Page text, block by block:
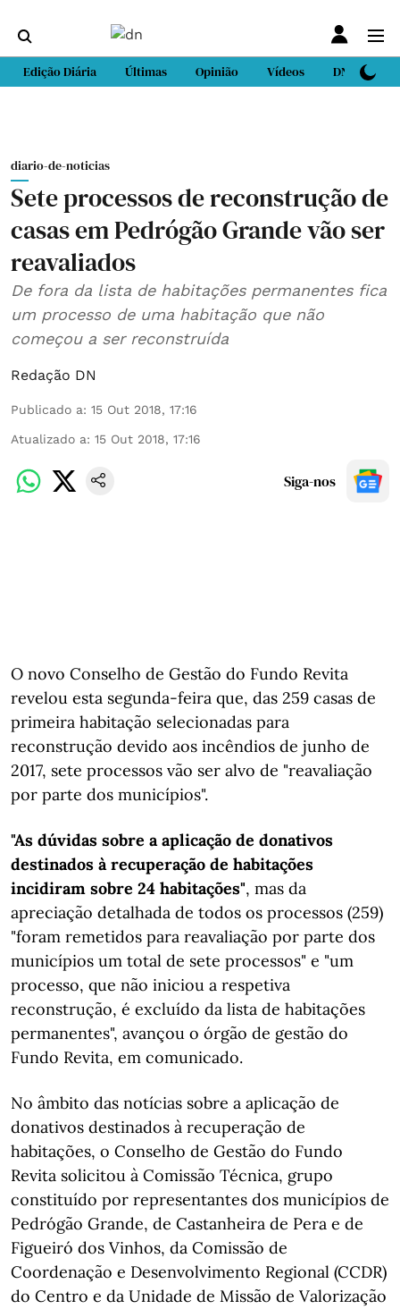
Edição Diária Últimas Opinião Vídeos DN Sport
diario-de-noticias
Sete processos de reconstrução de
casas em Pedrógão Grande vão ser
reavaliados
De fora da lista de habitações permanentes fica
um processo de uma habitação que não
começou a ser reconstruída
Redação DN
Publicado a: 15 Out 2018, 17:16
Atualizado a: 15 Out 2018, 17:16
Siga-nos
O novo Conselho de Gestão do Fundo Revita
revelou esta segunda-feira que, das 259 casas de
primeira habitação selecionadas para
reconstrução devido aos incêndios de junho de
2017, sete processos vão ser alvo de "reavaliação
por parte dos municípios".
"As dúvidas sobre a aplicação de donativos
destinados à recuperação de habitações
incidiram sobre 24 habitações", mas da
apreciação detalhada de todos os processos (259)
"foram remetidos para reavaliação por parte dos
municípios um total de sete processos" e "um
processo, que não iniciou a respetiva
reconstrução, é excluído da lista de habitações
permanentes", avançou o órgão de gestão do
Fundo Revita, em comunicado.
No âmbito das notícias sobre a aplicação de
donativos destinados à recuperação de
habitações, o Conselho de Gestão do Fundo
Revita solicitou à Comissão Técnica, grupo
constituído por representantes dos municípios de
Pedrógão Grande, de Castanheira de Pera e de
Figueiró dos Vinhos, da Comissão de
Coordenação e Desenvolvimento Regional (CCDR)
do Centro e da Unidade de Missão de Valorização